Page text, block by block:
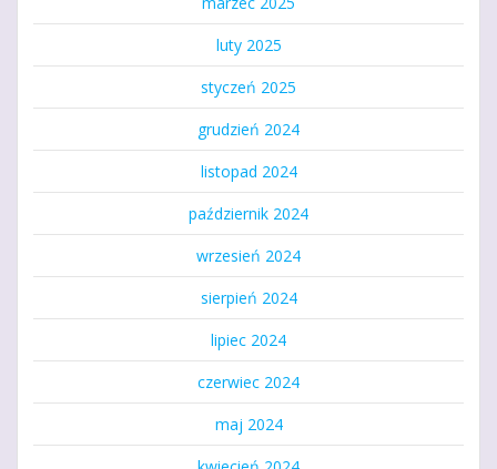
luty 2025
styczeń 2025
grudzień 2024
listopad 2024
październik 2024
wrzesień 2024
sierpień 2024
lipiec 2024
czerwiec 2024
maj 2024